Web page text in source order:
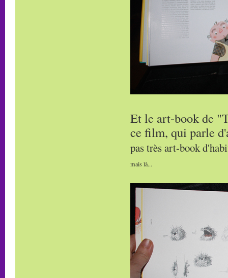
Et le art-book de
ce film, qui parle
pas très art-book
mais là...